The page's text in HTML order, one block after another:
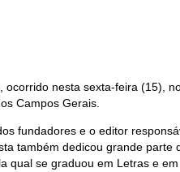
nesta sexta-feira (15),
Campos Gerais.
fundadores e o editor
também dedicou grande
se graduou em Letras e